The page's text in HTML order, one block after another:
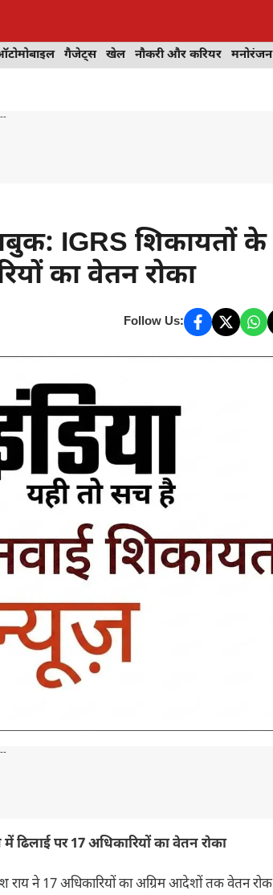
गैजेट्स खेल नौकरी और करियर मनोरंजन
IGRS शिकायतों के
का वेतन रोका
Follow Us:
पर 17 अधिकारियों का वेतन रोका
राय ने 17 अधिकारियों का अग्रिम आदेशों तक वेतन रोक